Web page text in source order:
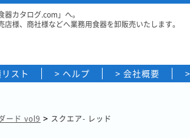
カタログ.com」へ。
様、商社様などへ業務用食器を卸販売いたします。
スト ヘルプ 会社概要
ード vol9 > スクエア- レッド